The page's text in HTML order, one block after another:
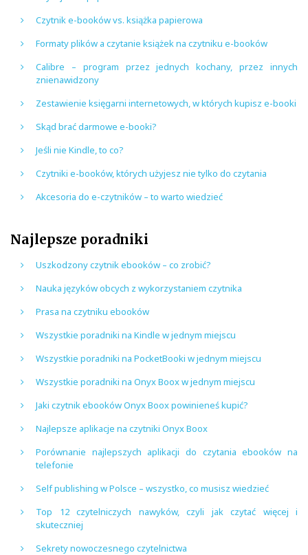
Czytnik e-booków vs. książka papierowa
Formaty plików a czytanie książek na czytniku e-booków
Calibre – program przez jednych kochany, przez innych
znienawidzony
Zestawienie księgarni internetowych, w których kupisz e-booki
Skąd brać darmowe e-booki?
Jeśli nie Kindle, to co?
Czytniki e-booków, których użyjesz nie tylko do czytania
Akcesoria do e-czytników – to warto wiedzieć
Najlepsze poradniki
Uszkodzony czytnik ebooków – co zrobić?
Nauka języków obcych z wykorzystaniem czytnika
Prasa na czytniku ebooków
Wszystkie poradniki na Kindle w jednym miejscu
Wszystkie poradniki na PocketBooki w jednym miejscu
Wszystkie poradniki na Onyx Boox w jednym miejscu
Jaki czytnik ebooków Onyx Boox powinieneś kupić?
Najlepsze aplikacje na czytniki Onyx Boox
Porównanie najlepszych aplikacji do czytania ebooków na
telefonie
Self publishing w Polsce – wszystko, co musisz wiedzieć
Top 12 czytelniczych nawyków, czyli jak czytać więcej i
skuteczniej
Sekrety nowoczesnego czytelnictwa